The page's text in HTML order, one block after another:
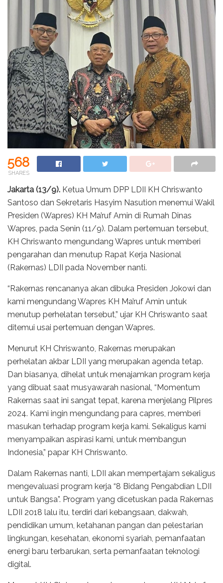
568
SHARES
Jakarta (13/9). Ketua Umum DPP LDII KH Chriswanto
Santoso dan Sekretaris Hasyim Nasution menemui Wakil
Presiden (Wapres) KH Ma’ruf Amin di Rumah Dinas
Wapres, pada Senin (11/9). Dalam pertemuan tersebut,
KH Chriswanto mengundang Wapres untuk memberi
pengarahan dan menutup Rapat Kerja Nasional
(Rakernas) LDII pada November nanti.
“Rakernas rencananya akan dibuka Presiden Jokowi dan
kami mengundang Wapres KH Ma’ruf Amin untuk
menutup perhelatan tersebut,” ujar KH Chriswanto saat
ditemui usai pertemuan dengan Wapres.
Menurut KH Chriswanto, Rakernas merupakan
perhelatan akbar LDII yang merupakan agenda tetap.
Dan biasanya, dihelat untuk menajamkan program kerja
yang dibuat saat musyawarah nasional, “Momentum
Rakernas saat ini sangat tepat, karena menjelang Pilpres
2024. Kami ingin mengundang para capres, memberi
masukan terhadap program kerja kami. Sekaligus kami
menyampaikan aspirasi kami, untuk membangun
Indonesia,” papar KH Chriswanto.
Dalam Rakernas nanti, LDII akan mempertajam sekaligus
mengevaluasi program kerja “8 Bidang Pengabdian LDII
untuk Bangsa”. Program yang dicetuskan pada Rakernas
LDII 2018 lalu itu, terdiri dari kebangsaan, dakwah,
pendidikan umum, ketahanan pangan dan pelestarian
lingkungan, kesehatan, ekonomi syariah, pemanfaatan
energi baru terbarukan, serta pemanfaatan teknologi
digital.